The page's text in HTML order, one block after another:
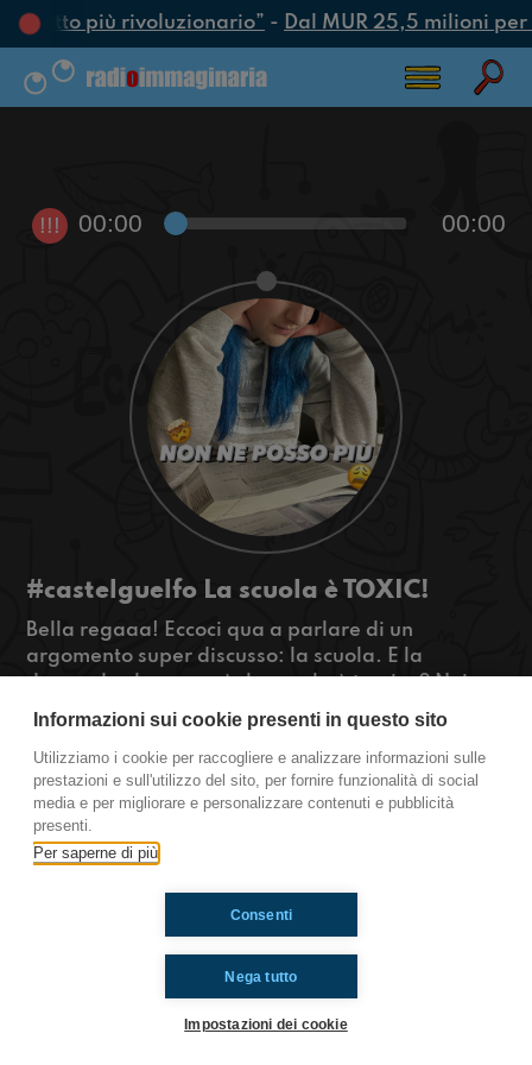
l’atto più rivoluzionario”- Dal MUR 25,5 milioni
!!! 00:00 00:00
#castelguelfo La scuola è TOXIC!
Bella regaaa! Eccoci qua a parlare di un
argomento super discusso: la scuola. E la
domanda che sorge è: la scuola è tossica? Noi
vogliamo dirvi la nostra, e soprattutto, sapere la
vostra! Cosa ne pensate?
#OkkinSu www.radioimmaginaria.it
Castel Guelfo
Ti è piaciuto? Condividilo!
Informazioni sui cookie presenti in questo sito
Utilizziamo i cookie per raccogliere e analizzare informazioni sulle
prestazioni e sull'utilizzo del sito, per fornire funzionalità di social
media e per migliorare e personalizzare contenuti e pubblicità
presenti.
Per saperne di più
Nega tutto
Consenti
Impostazioni dei cookie